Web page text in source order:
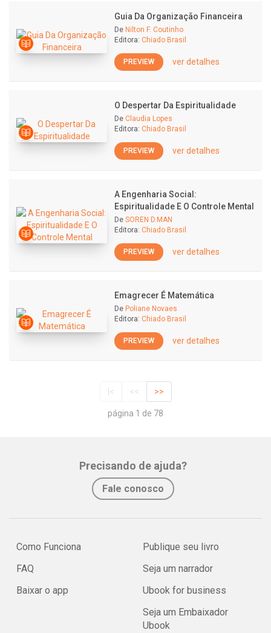
Guia Da Organização Financeira
De Nilton F. Coutinho
Editora: Chiado Brasil
PREVIEW ver detalhes
O Despertar Da Espiritualidade
De Claudia Lopes
Editora: Chiado Brasil
PREVIEW ver detalhes
A Engenharia Social:
Espiritualidade E O Controle Mental
De SOREN D.MAN
Editora: Chiado Brasil
PREVIEW ver detalhes
Emagrecer É Matemática
De Poliane Novaes
Editora: Chiado Brasil
PREVIEW ver detalhes
|< << >>
página 1 de 78
Precisando de ajuda?
Fale conosco
Como Funciona
FAQ
Baixar o app
Publique seu livro
Seja um narrador
Ubook for business
Seja um Embaixador
Ubook